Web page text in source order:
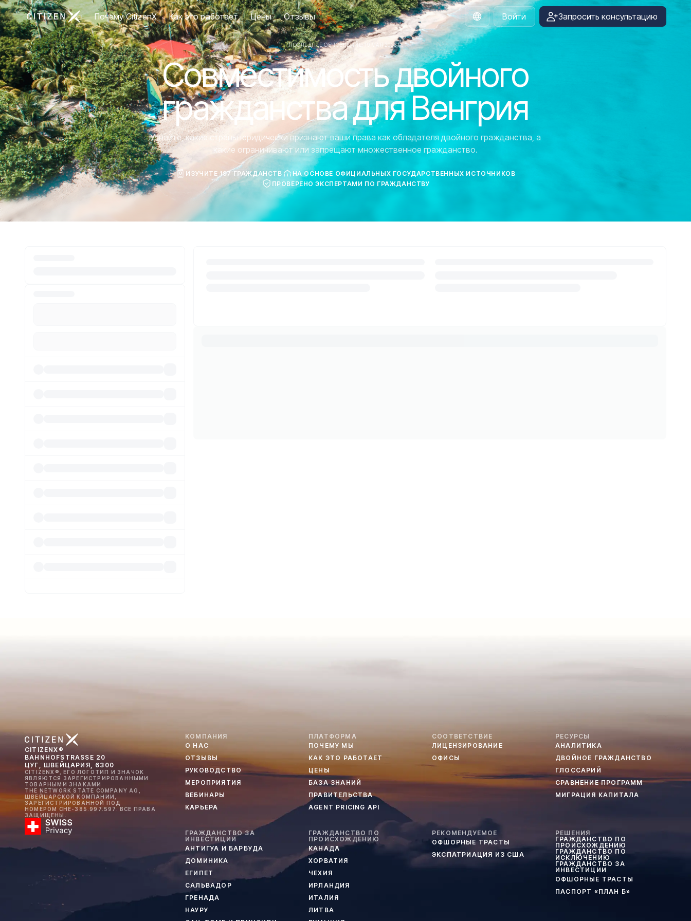
Перейти на главную страницу CitizenX
Почему CitizenX Как это работает Цены Отзывы
Russian
Войти Запросить консультацию
ПОСЛЕДНЕЕ ОБНОВЛЕНИЕ: 19 МАЯ 2026 Г.
Совместимость двойного
гражданства для Венгрия
Узнайте, какие страны юридически признают ваши права как обладателя двойного гражданства, а
какие ограничивают или запрещают множественное гражданство.
ИЗУЧИТЕ 197 ГРАЖДАНСТВ
НА ОСНОВЕ ОФИЦИАЛЬНЫХ ГОСУДАРСТВЕННЫХ ИСТОЧНИКОВ
ПРОВЕРЕНО ЭКСПЕРТАМИ ПО ГРАЖДАНСТВУ
CITIZENX®
BAHNHOFSTRASSE 20
ЦУГ, ШВЕЙЦАРИЯ, 6300
CITIZENX®, ЕГО ЛОГОТИП И ЗНАЧОК
ЯВЛЯЮТСЯ ЗАРЕГИСТРИРОВАННЫМИ
ТОВАРНЫМИ ЗНАКАМИ
THE NETWORK STATE COMPANY AG,
ШВЕЙЦАРСКОЙ КОМПАНИИ,
ЗАРЕГИСТРИРОВАННОЙ ПОД
НОМЕРОМ CHE-385.997.597. ВСЕ ПРАВА
ЗАЩИЩЕНЫ.
КОМПАНИЯ
О НАС
ОТЗЫВЫ
РУКОВОДСТВО
МЕРОПРИЯТИЯ
ВЕБИНАРЫ
КАРЬЕРА
ПЛАТФОРМА
ПОЧЕМУ МЫ
КАК ЭТО РАБОТАЕТ
ЦЕНЫ
БАЗА ЗНАНИЙ
ПРАВИТЕЛЬСТВА
AGENT PRICING API
СООТВЕТСТВИЕ
ЛИЦЕНЗИРОВАНИЕ
ОФИСЫ
РЕСУРСЫ
АНАЛИТИКА
ДВОЙНОЕ ГРАЖДАНСТВО
ГЛОССАРИЙ
СРАВНЕНИЕ ПРОГРАММ
МИГРАЦИЯ КАПИТАЛА
ГРАЖДАНСТВО ЗА
ИНВЕСТИЦИИ
АНТИГУА И БАРБУДА
ДОМИНИКА
ЕГИПЕТ
САЛЬВАДОР
ГРЕНАДА
НАУРУ
ГРАЖДАНСТВО ПО
ПРОИСХОЖДЕНИЮ
КАНАДА
ХОРВАТИЯ
ЧЕХИЯ
ИРЛАНДИЯ
ИТАЛИЯ
ЛИТВА
РЕКОМЕНДУЕМОЕ
ОФШОРНЫЕ ТРАСТЫ
ЭКСПАТРИАЦИЯ ИЗ США
РЕШЕНИЯ
ГРАЖДАНСТВО ПО
ПРОИСХОЖДЕНИЮ
ГРАЖДАНСТВО ПО
ИСКЛЮЧЕНИЮ
ГРАЖДАНСТВО ЗА
ИНВЕСТИЦИИ
ОФШОРНЫЕ ТРАСТЫ
ПАСПОРТ «ПЛАН Б»